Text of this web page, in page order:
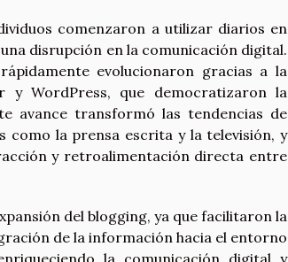
comenzaron a utilizar diarios en
disrupción en la comunicación digital.
evolucionaron gracias a la
y WordPress, que democratizaron la
avance transformó las tendencias de
como la prensa escrita y la televisión, y
y retroalimentación directa entre
del blogging, ya que facilitaron la
de la información hacia el entorno
la comunicación digital y